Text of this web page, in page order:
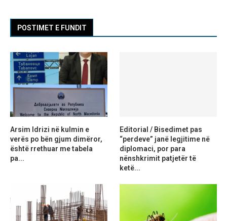
POSTIMET E FUNDIT
Arsim Idrizi në kulmin e
verës po bën gjum dimëror,
është rrethuar me tabela
pa...
Editorial / Bisedimet pas
“perdeve” janë legjitime në
diplomaci, por para
nënshkrimit patjetër të
ketë...